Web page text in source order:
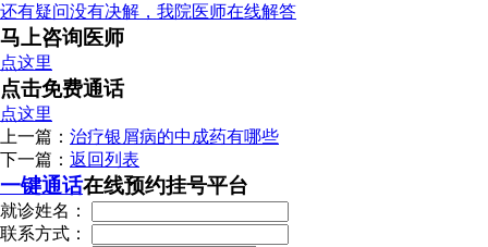
还有疑问没有决解，我院医师在线解答
马上咨询医师
点这里
点击免费通话
点这里
上一篇： 治疗银屑病的中成药有哪些
下一篇： 返回列表
一键通话在线预约挂号平台
就诊姓名：
联系方式：